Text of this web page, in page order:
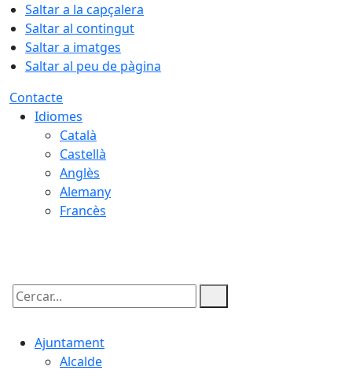
Saltar a la capçalera
Saltar al contingut
Saltar a imatges
Saltar al peu de pàgina
Contacte
Idiomes
Català
Castellà
Anglès
Alemany
Francès
Cercar:
Ajuntament
Alcalde